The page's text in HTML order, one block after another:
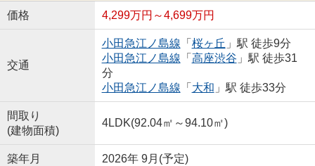
価格 4,299万円～4,699万円
交通
小田急江ノ島線 「 桜ヶ丘 」駅 徒歩9分
小田急江ノ島線 「 高座渋谷 」駅 徒歩31
分
小田急江ノ島線 「 大和 」駅 徒歩33分
間取り
(建物面積)
4LDK(92.04㎡～94.10㎡)
築年月 2026年 9月(予定)